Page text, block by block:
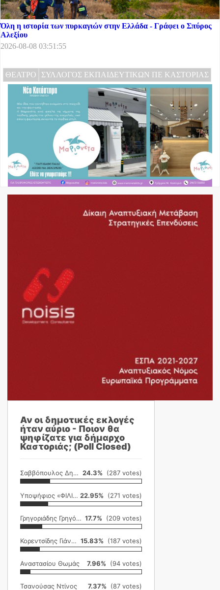
Όλη η ιστορία των πυρκαγιών στην Ελλάδα - Γράφει ο Σπύρος
Αλεξίου
2026-08-08 03:51:55
ΘΕΑΤΡΟ ΣΥΛΛΟΓΟΣ ΕΚΠΑΙΔΕΥΤΙΚΩΝ ΠΕ ΚΑΣΤΟΡΙΑΣ
Αν οι δημοτικές εκλογές
ήταν αύριο - Ποιον θα
ψηφίζατε για δήμαρχο
Καστοριάς; (Poll Closed)
Σαββόπουλος Δημήτρης 24.3% (287 votes)
Υποψήφιος «ΦΙΛΙΚΗ ΕΤΑΙΡΕΙΑ» 22.95% (271 votes)
Γρηγοριάδης Γρηγόρης 17.7% (209 votes)
Κορεντσίδης Γιάννης 15.83% (187 votes)
Αναστασίου Θωμάς 7.96% (94 votes)
Τσανούσας Ντίνος 7.37% (87 votes)